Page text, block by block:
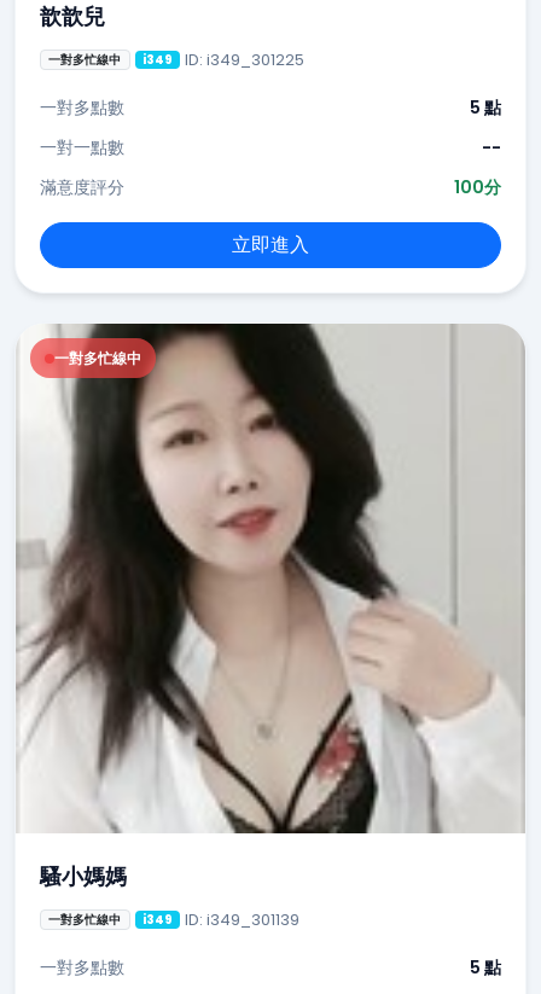
歆歆兒
一對多忙線中 i349 ID: i349_301225
一對多點數
5 點
一對一點數
--
滿意度評分
100分
立即進入
一對多忙線中
騷小媽媽
一對多忙線中 i349 ID: i349_301139
一對多點數 5 點